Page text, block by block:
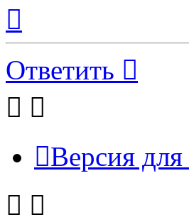
началу
Ответить
Версия для